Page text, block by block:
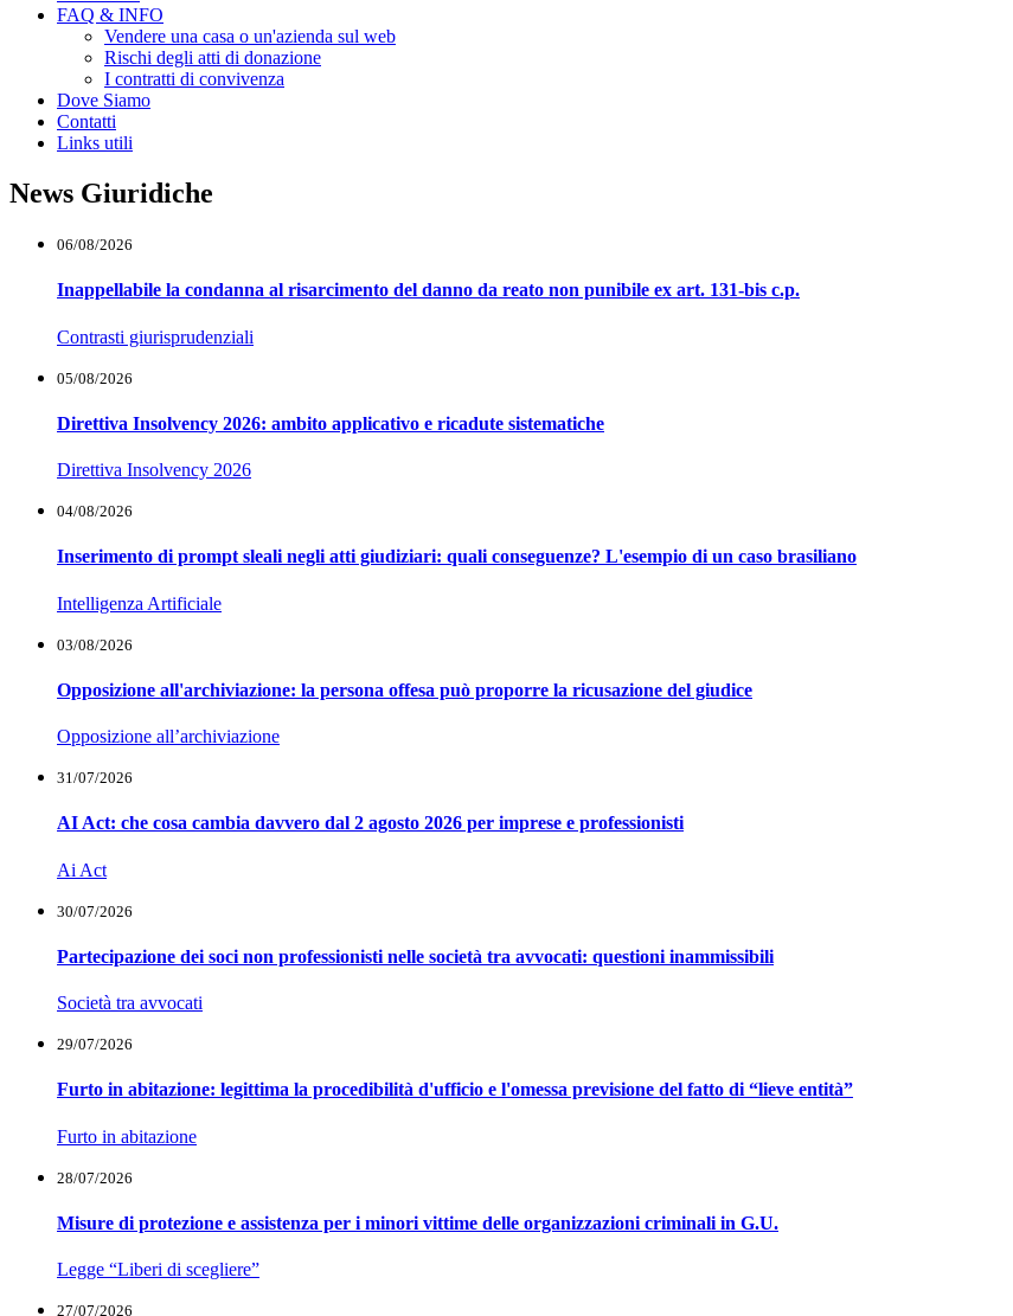
FAQ & INFO
Vendere una casa o un'azienda sul web
Rischi degli atti di donazione
I contratti di convivenza
Dove Siamo
Contatti
Links utili
News Giuridiche
06/08/2026
Inappellabile la condanna al risarcimento del danno da reato non punibile ex art. 131-bis c.p.
Contrasti giurisprudenziali
05/08/2026
Direttiva Insolvency 2026: ambito applicativo e ricadute sistematiche
Direttiva Insolvency 2026
04/08/2026
Inserimento di prompt sleali negli atti giudiziari: quali conseguenze? L'esempio di un caso brasiliano
Intelligenza Artificiale
03/08/2026
Opposizione all'archiviazione: la persona offesa può proporre la ricusazione del giudice
Opposizione all’archiviazione
31/07/2026
AI Act: che cosa cambia davvero dal 2 agosto 2026 per imprese e professionisti
Ai Act
30/07/2026
Partecipazione dei soci non professionisti nelle società tra avvocati: questioni inammissibili
Società tra avvocati
29/07/2026
Furto in abitazione: legittima la procedibilità d'ufficio e l'omessa previsione del fatto di “lieve entità”
Furto in abitazione
28/07/2026
Misure di protezione e assistenza per i minori vittime delle organizzazioni criminali in G.U.
Legge “Liberi di scegliere”
27/07/2026